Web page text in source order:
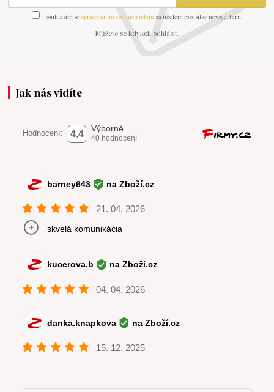
Souhlasím se zpracováním osobních údajů za účelem rozesílky newsletteru.
Můžete se kdykoli odhlásit.
Jak nás vidíte